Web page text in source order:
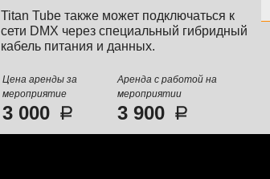
Titan Tube также может подключаться к
сети DMX через специальный гибридный
кабель питания и данных.
Цена аренды за
мероприятие
Аренда с работой на
мероприятии
3 000 3 900